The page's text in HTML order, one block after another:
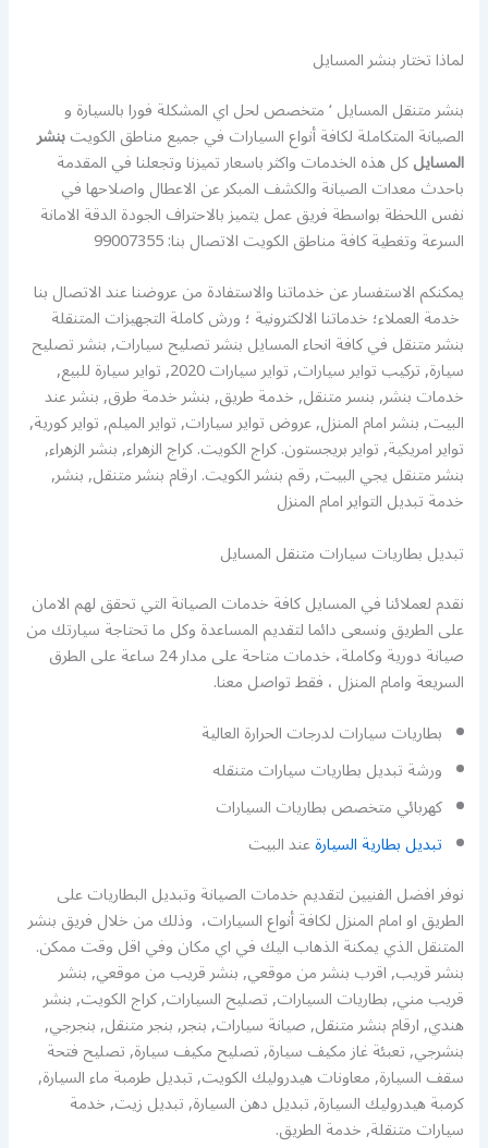
لماذا تختار بنشر المسايل
بنشر متنقل المسايل ‘ متخصص لحل اي المشكلة فورا بالسيارة و
الصيانة المتكاملة لكافة أنواع السيارات في جميع مناطق الكويتبنشر
المسايلكل هذه الخدمات واكثر باسعار تميزنا وتجعلنا في المقدمة
باحدث معدات الصيانة والكشف المبكر عن الاعطال واصلاحها في
نفس اللحظة بواسطة فريق عمل يتميز بالاحتراف الجودة الدقة الامانة
السرعة وتغطية كافة مناطق الكويت الاتصال بنا: 99007355
يمكنكم الاستفسار عن خدماتنا والاستفادة من عروضنا عند الاتصال بنا
خدمة العملاء؛ خدماتنا الالكترونية ؛ ورش كاملة التجهيزات المتنقلة
بنشر متنقل في كافة انحاء المسايل بنشر تصليح سيارات, بنشر تصليح
سيارة, تركيب تواير سيارات, تواير سيارات 2020, تواير سيارة للبيع,
خدمات بنشر, بنسر متنقل, خدمة طريق, بنشر خدمة طرق, بنشر عند
البيت, بنشر امام المنزل, عروض تواير سيارات, تواير الميلم, تواير كورية,
تواير امريكية, تواير بريجستون. كراج الكويت. كراج الزهراء, بنشر الزهراء,
بنشر متنقل يجي البيت, رقم بنشر الكويت. ارقام بنشر متنقل, بنشر,
خدمة تبديل التواير امام المنزل
تبديل بطاريات سيارات متنقل المسايل
نقدم لعملائنا في المسايل كافة خدمات الصيانة التي تحقق لهم الامان
على الطريق ونسعى دائما لتقديم المساعدة وكل ما تحتاجة سيارتك من
صيانة دورية وكاملة، خدمات متاحة على مدار 24 ساعة على الطرق
السريعة وامام المنزل ، فقط تواصل معنا.
بطاريات سيارات لدرجات الحرارة العالية
ورشة تبديل بطاريات سيارات متنقله
كهربائي متخصص بطاريات السيارات
تبديل بطارية السيارةعند البيت
نوفر افضل الفنيين لتقديم خدمات الصيانة وتبديل البطاريات على
الطريق او امام المنزل لكافة أنواع السيارات، وذلك من خلال فريق بنشر
المتنقل الذي يمكنة الذهاب اليك في اي مكان وفي اقل وقت ممكن.
بنشر قريب, اقرب بنشر من موقعي, بنشر قريب من موقعي, بنشر
قريب مني, بطاريات السيارات, تصليح السيارات, كراج الكويت, بنشر
هندي, ارقام بنشر متنقل, صيانة سيارات, بنجر, بنجر متنقل, بنجرجي,
بنشرجي, تعبئة غاز مكيف سيارة, تصليح مكيف سيارة, تصليح فتحة
سقف السيارة, معاونات هيدروليك الكويت, تبديل طرمبة ماء السيارة,
كرمبة هيدروليك السيارة, تبديل دهن السيارة, تبديل زيت, خدمة
سيارات متنقلة, خدمة الطريق.